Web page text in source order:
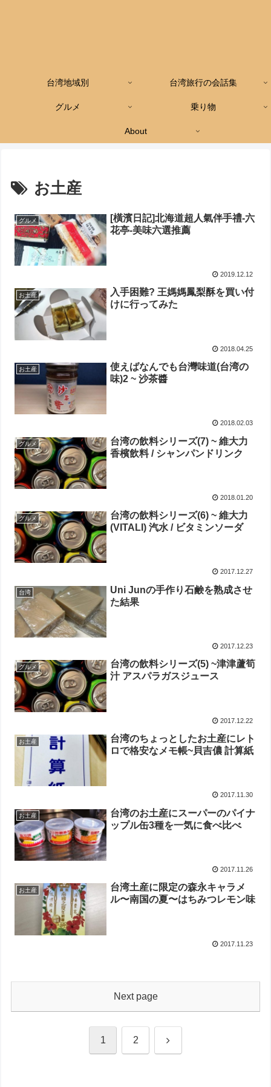
台湾地域別 台湾旅行の会話集
グルメ 乗り物
About
お土産
グルメ
[橫濱日記]北海道超人氣伴手禮-六
花亭-美味六選推薦
2019.12.12
お土産
入手困難? 王媽媽鳳梨酥を買い付
けに行ってみた
2018.04.25
お土産
使えばなんでも台灣味道(台湾の
味)2 ~ 沙茶醬
2018.02.03
グルメ
台湾の飲料シリーズ(7) ~ 維大力
香檳飲料 / シャンパンドリンク
2018.01.20
グルメ
台湾の飲料シリーズ(6) ~ 維大力
(VITALI) 汽水 / ビタミンソーダ
2017.12.27
台湾
Uni Junの手作り石鹸を熟成させ
た結果
2017.12.23
グルメ
台湾の飲料シリーズ(5) ~津津蘆筍
汁 アスパラガスジュース
2017.12.22
お土産
台湾のちょっとしたお土産にレト
ロで格安なメモ帳~貝吉儂 計算紙
2017.11.30
お土産
台湾のお土産にスーパーのパイナ
ップル缶3種を一気に食べ比べ
2017.11.26
お土産
台湾土産に限定の森永キャラメ
ル〜南国の夏〜はちみつレモン味
2017.11.23
Next page
1 2 Next